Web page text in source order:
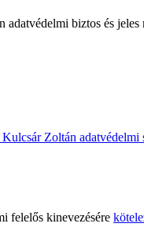
adatvédelmi biztos és
Zoltán adatvédelmi
felelős kinevezésére